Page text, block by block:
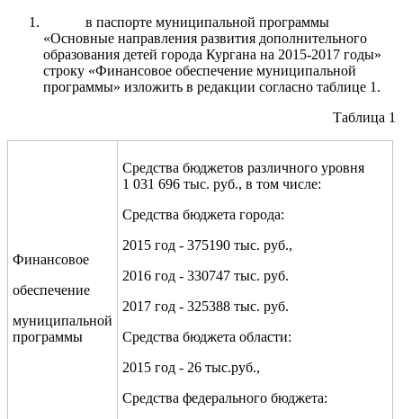
в паспорте муниципальной программы
«Основные направления развития дополнительного
образования детей города Кургана на 2015-2017 годы»
строку «Финансовое обеспечение муниципальной
программы» изложить в редакции согласно таблице 1.
Таблица 1
Финансовое
обеспечение
муниципальной
программы
Средства бюджетов различного уровня
1 031 696 тыс. руб., в том числе:
Средства бюджета города:
2015 год - 375190 тыс. руб.,
2016 год - 330747 тыс. руб.
2017 год - 325388 тыс. руб.
Средства бюджета области:
2015 год - 26 тыс.руб.,
Средства федерального бюджета: